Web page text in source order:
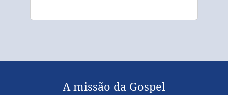
A missão da Gospel